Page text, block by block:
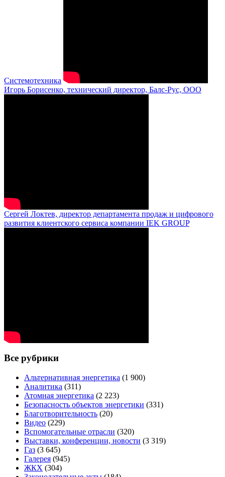
Системотехника
Игорь Борисенко, технический директор, Балс-Рус, ООО
Сергей Локтев, директор департамента продаж и цифрового
развития клиентского сервиса компании IEK GROUP
Все рубрики
Альтернативная энергетика (1 900)
Аналитика (311)
Атомная энергетика (2 223)
Безопасность объектов энергетики (331)
Благотворительность (20)
Видео (229)
Вспомогательные отрасли (320)
Выставки, конференции, новости (3 319)
Газ (3 645)
Галерея (945)
ЖКХ (304)